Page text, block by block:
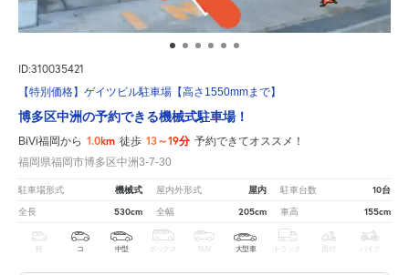
ID:310035421
【特別価格】ゲイツビル駐車場【高さ1550mmまで】
博多区中洲の予約できる機械式駐車場！
BiVi福岡から 1.0km 徒歩 13～19分 予約できてオススメ！
福岡県福岡市博多区中洲3-7-30
駐車場形式 機械式 屋内外形式 屋内 駐車台数 10台
全長 530cm 全幅 205cm 車高 155cm
軽 コ 中型 ボックス SUV 大型車 トラック 原付 バイク